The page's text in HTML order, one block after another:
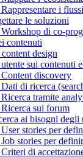
i
le soluzioni
di co-
contenuti
design
sui contenuti
discovery
di ricerca
tramite
sui forum
ai bisogni degli
stories per
stories per
di